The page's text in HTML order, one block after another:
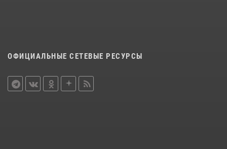
ОФИЦИАЛЬНЫЕ СЕТЕВЫЕ РЕСУРСЫ